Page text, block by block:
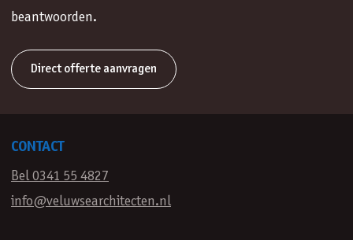
beantwoorden.
Direct offerte aanvragen
CONTACT
Bel 0341 55 4827
info@veluwsearchitecten.nl